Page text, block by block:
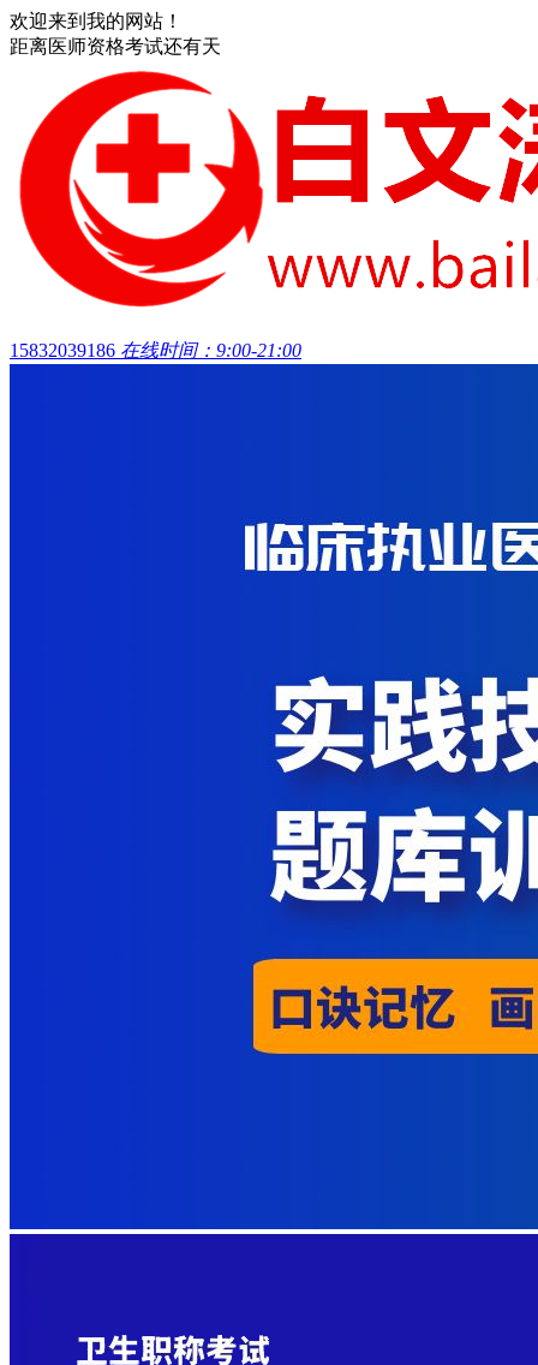
欢迎来到我的网站！
距离医师资格考试还有天
15832039186 在线时间：9:00-21:00